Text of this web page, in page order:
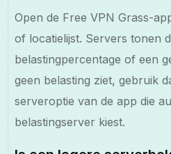
Open de Free VPN Grass-
of locatielijst. Servers tonen
belastingpercentage of een
geen belasting ziet, gebruik
serveroptie van de app die
belastingserver kiest.